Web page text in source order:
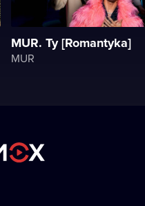
MUR. Ty [Romantyka]
MUR